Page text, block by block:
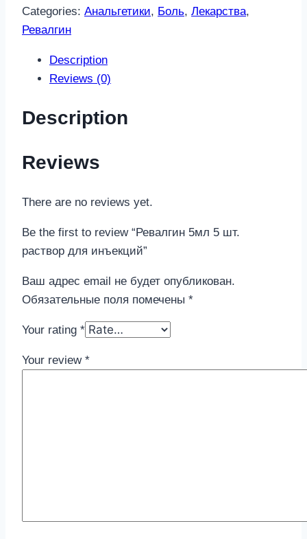
инъекций
quantity
Categories: Анальгетики, Боль, Лекарства,
Ревалгин
Description
Reviews (0)
Description
Reviews
There are no reviews yet.
Be the first to review “Ревалгин 5мл 5 шт.
раствор для инъекций”
Ваш адрес email не будет опубликован.
Обязательные поля помечены *
Your rating *
Your review *